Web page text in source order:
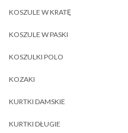
KOSZULE W KRATĘ
KOSZULE W PASKI
KOSZULKI POLO
KOZAKI
KURTKI DAMSKIE
KURTKI DŁUGIE